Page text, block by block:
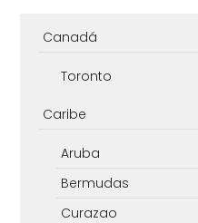
Canadá
Toronto
Caribe
Aruba
Bermudas
Curazao